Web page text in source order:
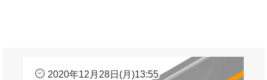
2020年12月28日(月)13:55